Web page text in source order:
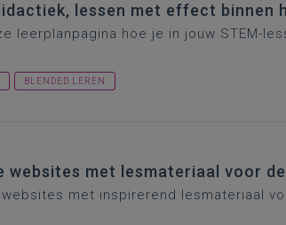
lessen met effect binnen
leerplanpagina hoe je in jouw STEM-
BLENDED LEREN
websites met lesmateriaal voor
met inspirerend lesmateriaal